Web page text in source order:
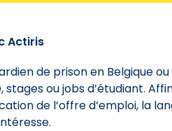
Actiris
de prison en Belgique
ou jobs d’étudiant.
de l’offre d’emploi, la